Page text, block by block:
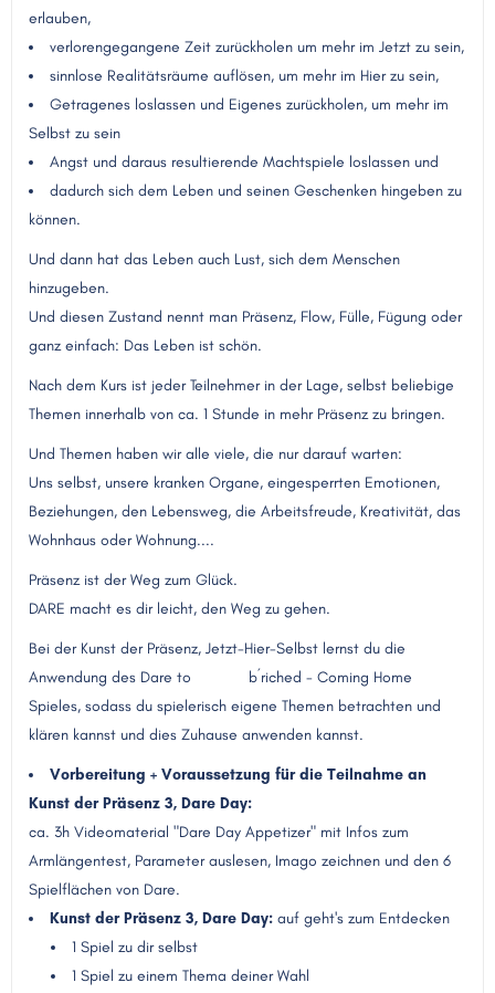
erlauben,
verlorengegangene Zeit zurückholen um mehr im Jetzt zu sein,
sinnlose Realitätsräume auflösen, um mehr im Hier zu sein,
Getragenes loslassen und Eigenes zurückholen, um mehr im
Selbst zu sein
Angst und daraus resultierende Machtspiele loslassen und
dadurch sich dem Leben und seinen Geschenken hingeben zu
können.
Und dann hat das Leben auch Lust, sich dem Menschen
hinzugeben.
Und diesen Zustand nennt man Präsenz, Flow, Fülle, Fügung oder
ganz einfach: Das Leben ist schön.
Nach dem Kurs ist jeder Teilnehmer in der Lage, selbst beliebige
Themen innerhalb von ca. 1 Stunde in mehr Präsenz zu bringen.
Und Themen haben wir alle viele, die nur darauf warten:
Uns selbst, unsere kranken Organe, eingesperrten Emotionen,
Beziehungen, den Lebensweg, die Arbeitsfreude, Kreativität, das
Wohnhaus oder Wohnung....
Präsenz ist der Weg zum Glück.
DARE macht es dir leicht, den Weg zu gehen.
Bei der Kunst der Präsenz, Jetzt-Hier-Selbst lernst du die
Anwendung des Dare to b´riched - Coming Home
Spieles, sodass du spielerisch eigene Themen betrachten und
klären kannst und dies Zuhause anwenden kannst.
Vorbereitung + Voraussetzung für die Teilnahme an
Kunst der Präsenz 3, Dare Day:
ca. 3h Videomaterial "Dare Day Appetizer" mit Infos zum
Armlängentest, Parameter auslesen, Imago zeichnen und den 6
Spielflächen von Dare.
Kunst der Präsenz 3, Dare Day: auf geht's zum Entdecken
1 Spiel zu dir selbst
1 Spiel zu einem Thema deiner Wahl